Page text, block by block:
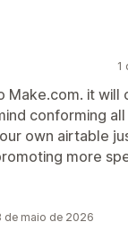
1
Make.com. it will
conforming
own airtable
more
de maio de 2026